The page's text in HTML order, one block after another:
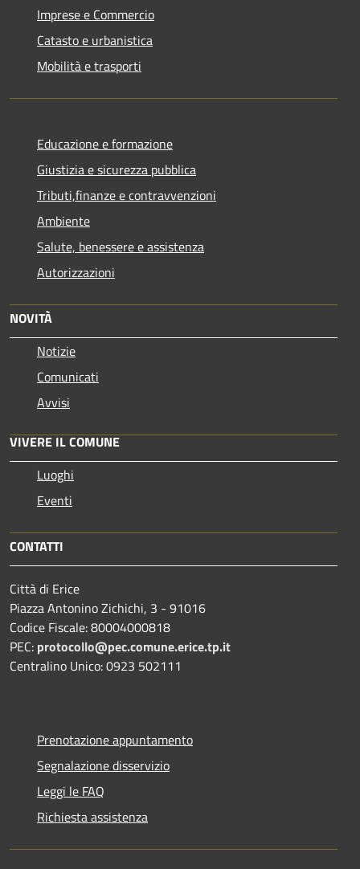
Imprese e Commercio
Catasto e urbanistica
Mobilità e trasporti
Educazione e formazione
Giustizia e sicurezza pubblica
Tributi,finanze e contravvenzioni
Ambiente
Salute, benessere e assistenza
Autorizzazioni
NOVITÀ
Notizie
Comunicati
Avvisi
VIVERE IL COMUNE
Luoghi
Eventi
CONTATTI
Città di Erice
Piazza Antonino Zichichi, 3 - 91016
Codice Fiscale: 80004000818
PEC: protocollo@pec.comune.erice.tp.it
Centralino Unico: 0923 502111
Prenotazione appuntamento
Segnalazione disservizio
Leggi le FAQ
Richiesta assistenza